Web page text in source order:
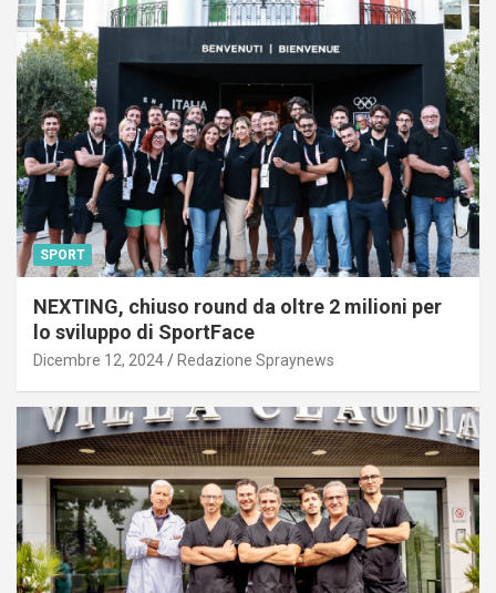
SPORT
NEXTING, chiuso round da oltre 2 milioni per
lo sviluppo di SportFace
Dicembre 12, 2024 Redazione Spraynews